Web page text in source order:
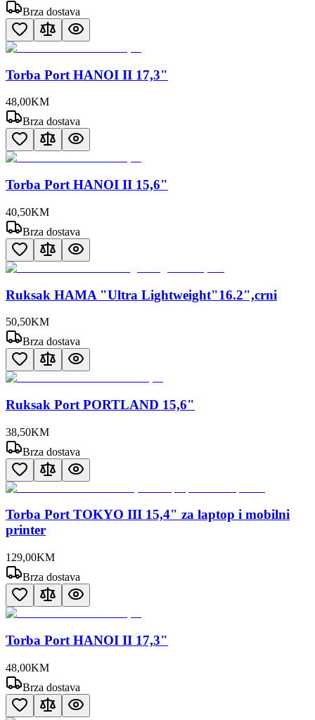
Brza dostava
Torba Port HANOI II 17,3"
48,00KM
Brza dostava
Torba Port HANOI II 15,6"
40,50KM
Brza dostava
Ruksak HAMA "Ultra Lightweight"16.2",crni
50,50KM
Brza dostava
Ruksak Port PORTLAND 15,6"
38,50KM
Brza dostava
Torba Port TOKYO III 15,4" za laptop i mobilni
printer
129,00KM
Brza dostava
Torba Port HANOI II 17,3"
48,00KM
Brza dostava